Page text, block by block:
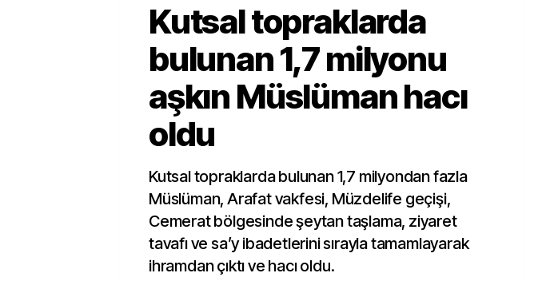
Kutsal topraklarda
bulunan 1,7 milyonu
aşkın Müslüman hacı
oldu
Kutsal topraklarda bulunan 1,7 milyondan fazla
Müslüman, Arafat vakfesi, Müzdelife geçişi,
Cemerat bölgesinde şeytan taşlama, ziyaret
tavafı ve sa’y ibadetlerini sırayla tamamlayarak
ihramdan çıktı ve hacı oldu.